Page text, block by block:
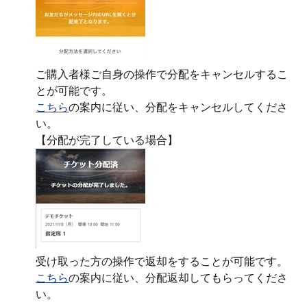
ご購入者様ご自身の操作で分配をキャンセルするこ
とが可能です。
こちらの案内に従い、分配をキャンセルしてくださ
い。
【分配が完了している場合】
受け取った方の操作で返却をすることが可能です。
こちらの案内に従い、分配返却してもらってくださ
い。